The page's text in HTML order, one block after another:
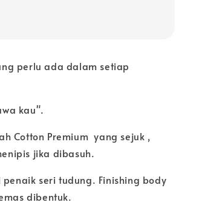
perlu ada dalam setiap
kau".
Cotton Premium yang sejuk ,
jika dibasuh.
seri tudung. Finishing body
dibentuk.